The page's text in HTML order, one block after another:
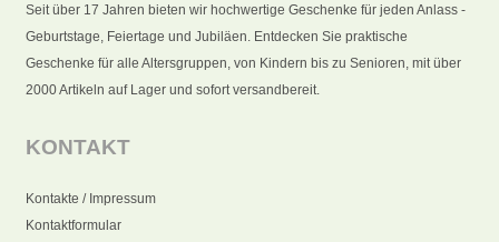
Seit über 17 Jahren bieten wir hochwertige Geschenke für jeden Anlass -
Geburtstage, Feiertage und Jubiläen. Entdecken Sie praktische
Geschenke für alle Altersgruppen, von Kindern bis zu Senioren, mit über
2000 Artikeln auf Lager und sofort versandbereit.
KONTAKT
Kontakte / Impressum
Kontaktformular